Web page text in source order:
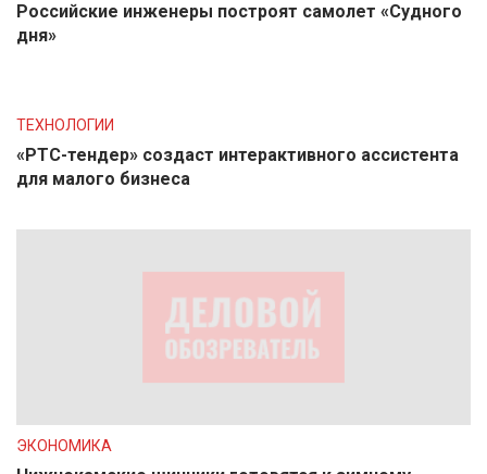
Российские инженеры построят самолет «Судного
дня»
ТЕХНОЛОГИИ
«РТС-тендер» создаст интерактивного ассистента
для малого бизнеса
ЭКОНОМИКА